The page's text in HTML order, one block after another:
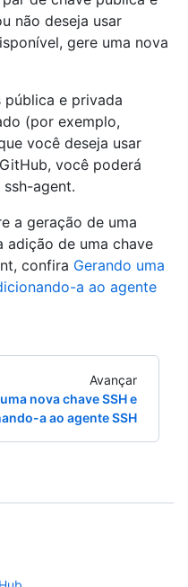
não deseja usar
gere uma nova
pública e privada
(por exemplo,
você deseja usar
você poderá
agent.
a geração de uma
adição de uma chave
confira Gerando uma
a ao agente
Avançar
nova chave SSH e
a ao agente SSH